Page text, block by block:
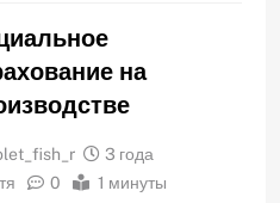
на
3 года
0 1 минуты